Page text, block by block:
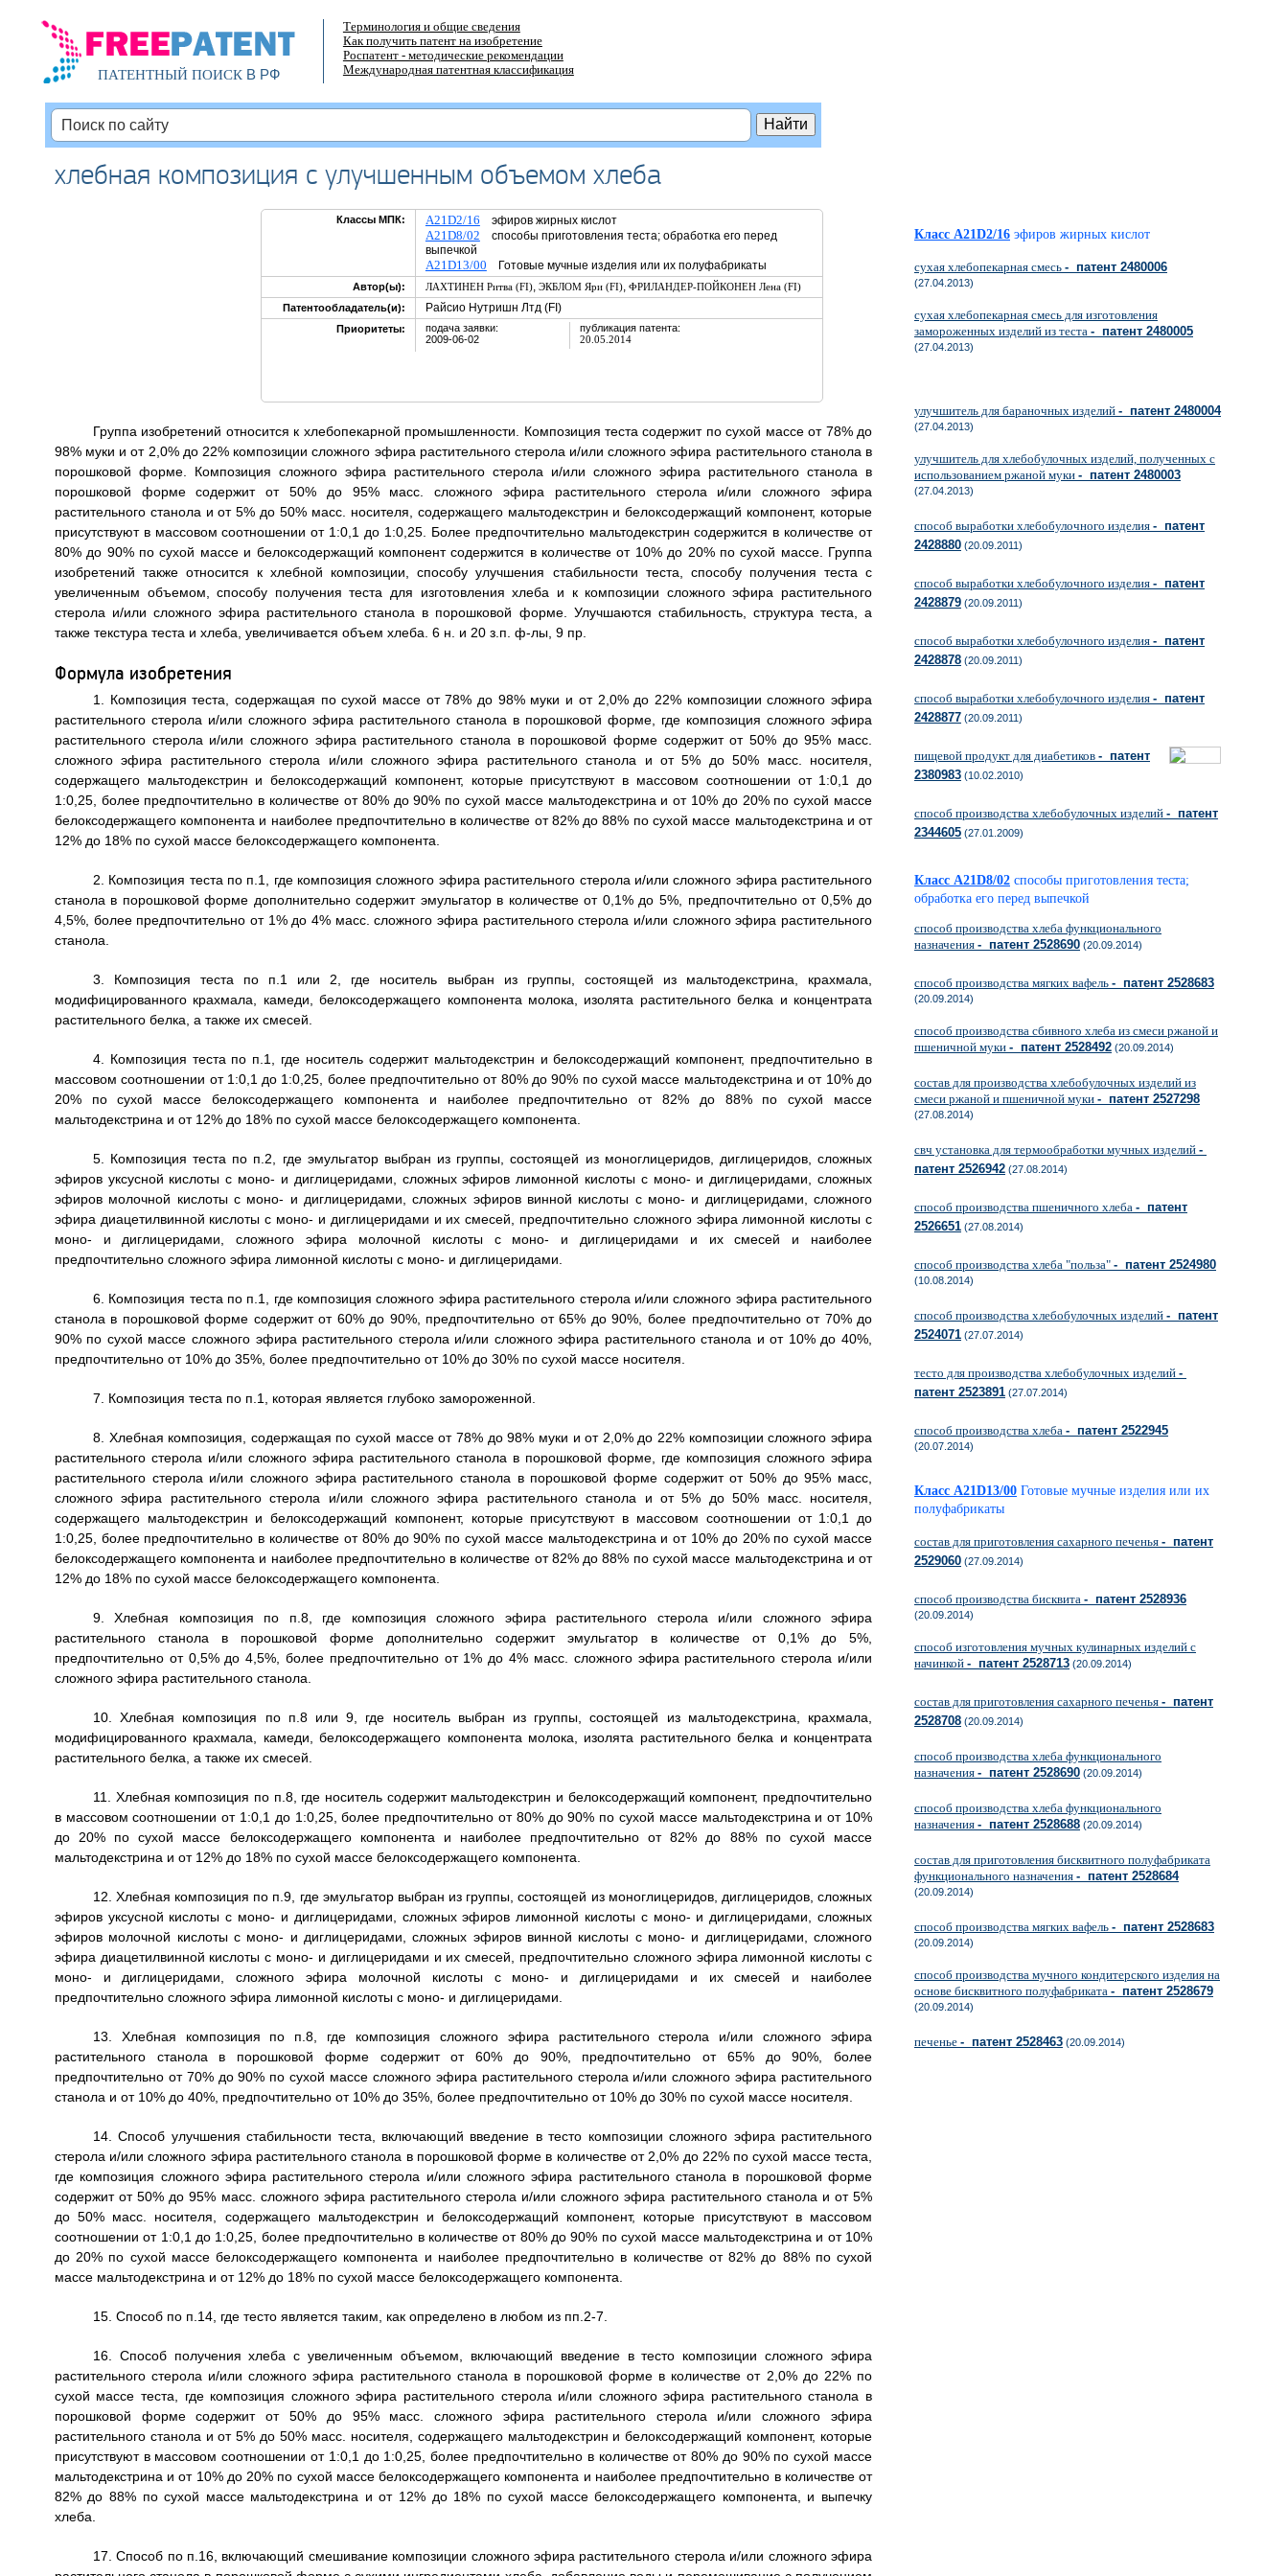
ПАТЕНТНЫЙ ПОИСКВ РФ
Терминология и общие сведения
Как получить патент на изобретение
Роспатент - методические рекомендации
Международная патентная классификация
хлебная композиция с улучшенным объемом хлеба
Классы МПК: A21D2/16 эфиров жирных кислот
A21D8/02 способы приготовления теста; обработка его перед
выпечкой
A21D13/00 Готовые мучные изделия или их полуфабрикаты
Автор(ы): ЛАХТИНЕН Ритва (FI), ЭКБЛОМ Яри (FI), ФРИЛАНДЕР-ПОЙКОНЕН Лена (FI)
Патентообладатель(и):
Райсио Нутришн Лтд (FI)
Приоритеты:
подача заявки:
2009-06-02
публикация патента:
20.05.2014
Группа изобретений относится к хлебопекарной промышленности. Композиция теста содержит по сухой массе от 78% до
98% муки и от 2,0% до 22% композиции сложного эфира растительного стерола и/или сложного эфира растительного станола в
порошковой форме. Композиция сложного эфира растительного стерола и/или сложного эфира растительного станола в
порошковой форме содержит от 50% до 95% масс. сложного эфира растительного стерола и/или сложного эфира
растительного станола и от 5% до 50% масс. носителя, содержащего мальтодекстрин и белоксодержащий компонент, которые
присутствуют в массовом соотношении от 1:0,1 до 1:0,25. Более предпочтительно мальтодекстрин содержится в количестве от
80% до 90% по сухой массе и белоксодержащий компонент содержится в количестве от 10% до 20% по сухой массе. Группа
изобретений также относится к хлебной композиции, способу улучшения стабильности теста, способу получения теста с
увеличенным объемом, способу получения теста для изготовления хлеба и к композиции сложного эфира растительного
стерола и/или сложного эфира растительного станола в порошковой форме. Улучшаются стабильность, структура теста, а
также текстура теста и хлеба, увеличивается объем хлеба. 6 н. и 20 з.п. ф-лы, 9 пр.
Формула изобретения
1. Композиция теста, содержащая по сухой массе от 78% до 98% муки и от 2,0% до 22% композиции сложного эфира
растительного стерола и/или сложного эфира растительного станола в порошковой форме, где композиция сложного эфира
растительного стерола и/или сложного эфира растительного станола в порошковой форме содержит от 50% до 95% масс.
сложного эфира растительного стерола и/или сложного эфира растительного станола и от 5% до 50% масс. носителя,
содержащего мальтодекстрин и белоксодержащий компонент, которые присутствуют в массовом соотношении от 1:0,1 до
1:0,25, более предпочтительно в количестве от 80% до 90% по сухой массе мальтодекстрина и от 10% до 20% по сухой массе
белоксодержащего компонента и наиболее предпочтительно в количестве от 82% до 88% по сухой массе мальтодекстрина и от
12% до 18% по сухой массе белоксодержащего компонента.
2. Композиция теста по п.1, где композиция сложного эфира растительного стерола и/или сложного эфира растительного
станола в порошковой форме дополнительно содержит эмульгатор в количестве от 0,1% до 5%, предпочтительно от 0,5% до
4,5%, более предпочтительно от 1% до 4% масс. сложного эфира растительного стерола и/или сложного эфира растительного
станола.
3. Композиция теста по п.1 или 2, где носитель выбран из группы, состоящей из мальтодекстрина, крахмала,
модифицированного крахмала, камеди, белоксодержащего компонента молока, изолята растительного белка и концентрата
растительного белка, а также их смесей.
4. Композиция теста по п.1, где носитель содержит мальтодекстрин и белоксодержащий компонент, предпочтительно в
массовом соотношении от 1:0,1 до 1:0,25, более предпочтительно от 80% до 90% по сухой массе мальтодекстрина и от 10% до
20% по сухой массе белоксодержащего компонента и наиболее предпочтительно от 82% до 88% по сухой массе
мальтодекстрина и от 12% до 18% по сухой массе белоксодержащего компонента.
5. Композиция теста по п.2, где эмульгатор выбран из группы, состоящей из моноглицеридов, диглицеридов, сложных
эфиров уксусной кислоты с моно- и диглицеридами, сложных эфиров лимонной кислоты с моно- и диглицеридами, сложных
эфиров молочной кислоты с моно- и диглицеридами, сложных эфиров винной кислоты с моно- и диглицеридами, сложного
эфира диацетилвинной кислоты с моно- и диглицеридами и их смесей, предпочтительно сложного эфира лимонной кислоты с
моно- и диглицеридами, сложного эфира молочной кислоты с моно- и диглицеридами и их смесей и наиболее
предпочтительно сложного эфира лимонной кислоты с моно- и диглицеридами.
6. Композиция теста по п.1, где композиция сложного эфира растительного стерола и/или сложного эфира растительного
станола в порошковой форме содержит от 60% до 90%, предпочтительно от 65% до 90%, более предпочтительно от 70% до
90% по сухой массе сложного эфира растительного стерола и/или сложного эфира растительного станола и от 10% до 40%,
предпочтительно от 10% до 35%, более предпочтительно от 10% до 30% по сухой массе носителя.
7. Композиция теста по п.1, которая является глубоко замороженной.
8. Хлебная композиция, содержащая по сухой массе от 78% до 98% муки и от 2,0% до 22% композиции сложного эфира
растительного стерола и/или сложного эфира растительного станола в порошковой форме, где композиция сложного эфира
растительного стерола и/или сложного эфира растительного станола в порошковой форме содержит от 50% до 95% масс,
сложного эфира растительного стерола и/или сложного эфира растительного станола и от 5% до 50% масс. носителя,
содержащего мальтодекстрин и белоксодержащий компонент, которые присутствуют в массовом соотношении от 1:0,1 до
1:0,25, более предпочтительно в количестве от 80% до 90% по сухой массе мальтодекстрина и от 10% до 20% по сухой массе
белоксодержащего компонента и наиболее предпочтительно в количестве от 82% до 88% по сухой массе мальтодекстрина и от
12% до 18% по сухой массе белоксодержащего компонента.
9. Хлебная композиция по п.8, где композиция сложного эфира растительного стерола и/или сложного эфира
растительного станола в порошковой форме дополнительно содержит эмульгатор в количестве от 0,1% до 5%,
предпочтительно от 0,5% до 4,5%, более предпочтительно от 1% до 4% масс. сложного эфира растительного стерола и/или
сложного эфира растительного станола.
10. Хлебная композиция по п.8 или 9, где носитель выбран из группы, состоящей из мальтодекстрина, крахмала,
модифицированного крахмала, камеди, белоксодержащего компонента молока, изолята растительного белка и концентрата
растительного белка, а также их смесей.
11. Хлебная композиция по п.8, где носитель содержит мальтодекстрин и белоксодержащий компонент, предпочтительно
в массовом соотношении от 1:0,1 до 1:0,25, более предпочтительно от 80% до 90% по сухой массе мальтодекстрина и от 10%
до 20% по сухой массе белоксодержащего компонента и наиболее предпочтительно от 82% до 88% по сухой массе
мальтодекстрина и от 12% до 18% по сухой массе белоксодержащего компонента.
12. Хлебная композиция по п.9, где эмульгатор выбран из группы, состоящей из моноглицеридов, диглицеридов, сложных
эфиров уксусной кислоты с моно- и диглицеридами, сложных эфиров лимонной кислоты с моно- и диглицеридами, сложных
эфиров молочной кислоты с моно- и диглицеридами, сложных эфиров винной кислоты с моно- и диглицеридами, сложного
эфира диацетилвинной кислоты с моно- и диглицеридами и их смесей, предпочтительно сложного эфира лимонной кислоты с
моно- и диглицеридами, сложного эфира молочной кислоты с моно- и диглицеридами и их смесей и наиболее
предпочтительно сложного эфира лимонной кислоты с моно- и диглицеридами.
13. Хлебная композиция по п.8, где композиция сложного эфира растительного стерола и/или сложного эфира
растительного станола в порошковой форме содержит от 60% до 90%, предпочтительно от 65% до 90%, более
предпочтительно от 70% до 90% по сухой массе сложного эфира растительного стерола и/или сложного эфира растительного
станола и от 10% до 40%, предпочтительно от 10% до 35%, более предпочтительно от 10% до 30% по сухой массе носителя.
14. Способ улучшения стабильности теста, включающий введение в тесто композиции сложного эфира растительного
стерола и/или сложного эфира растительного станола в порошковой форме в количестве от 2,0% до 22% по сухой массе теста,
где композиция сложного эфира растительного стерола и/или сложного эфира растительного станола в порошковой форме
содержит от 50% до 95% масс. сложного эфира растительного стерола и/или сложного эфира растительного станола и от 5%
до 50% масс. носителя, содержащего мальтодекстрин и белоксодержащий компонент, которые присутствуют в массовом
соотношении от 1:0,1 до 1:0,25, более предпочтительно в количестве от 80% до 90% по сухой массе мальтодекстрина и от 10%
до 20% по сухой массе белоксодержащего компонента и наиболее предпочтительно в количестве от 82% до 88% по сухой
массе мальтодекстрина и от 12% до 18% по сухой массе белоксодержащего компонента.
15. Способ по п.14, где тесто является таким, как определено в любом из пп.2-7.
16. Способ получения хлеба с увеличенным объемом, включающий введение в тесто композиции сложного эфира
растительного стерола и/или сложного эфира растительного станола в порошковой форме в количестве от 2,0% до 22% по
сухой массе теста, где композиция сложного эфира растительного стерола и/или сложного эфира растительного станола в
порошковой форме содержит от 50% до 95% масс. сложного эфира растительного стерола и/или сложного эфира
растительного станола и от 5% до 50% масс. носителя, содержащего мальтодекстрин и белоксодержащий компонент, которые
присутствуют в массовом соотношении от 1:0,1 до 1:0,25, более предпочтительно в количестве от 80% до 90% по сухой массе
мальтодекстрина и от 10% до 20% по сухой массе белоксодержащего компонента и наиболее предпочтительно в количестве от
82% до 88% по сухой массе мальтодекстрина и от 12% до 18% по сухой массе белоксодержащего компонента, и выпечку
хлеба.
17. Способ по п.16, включающий смешивание композиции сложного эфира растительного стерола и/или сложного эфира
Класс A21D2/16 эфиров жирных кислот
сухая хлебопекарная смесь - патент 2480006
(27.04.2013)
сухая хлебопекарная смесь для изготовления
замороженных изделий из теста - патент 2480005
(27.04.2013)
улучшитель для бараночных изделий - патент 2480004
(27.04.2013)
улучшитель для хлебобулочных изделий, полученных с
использованием ржаной муки - патент 2480003
(27.04.2013)
способ выработки хлебобулочного изделия - патент
2428880 (20.09.2011)
способ выработки хлебобулочного изделия - патент
2428879 (20.09.2011)
способ выработки хлебобулочного изделия - патент
2428878 (20.09.2011)
способ выработки хлебобулочного изделия - патент
2428877 (20.09.2011)
пищевой продукт для диабетиков - патент
2380983 (10.02.2010)
способ производства хлебобулочных изделий - патент
2344605 (27.01.2009)
Класс A21D8/02 способы приготовления теста;
обработка его перед выпечкой
способ производства хлеба функционального
назначения - патент 2528690 (20.09.2014)
способ производства мягких вафель - патент 2528683
(20.09.2014)
способ производства сбивного хлеба из смеси ржаной и
пшеничной муки - патент 2528492 (20.09.2014)
состав для производства хлебобулочных изделий из
смеси ржаной и пшеничной муки - патент 2527298
(27.08.2014)
свч установка для термообработки мучных изделий -
патент 2526942 (27.08.2014)
способ производства пшеничного хлеба - патент
2526651 (27.08.2014)
способ производства хлеба "польза" - патент 2524980
(10.08.2014)
способ производства хлебобулочных изделий - патент
2524071 (27.07.2014)
тесто для производства хлебобулочных изделий -
патент 2523891 (27.07.2014)
способ производства хлеба - патент 2522945
(20.07.2014)
Класс A21D13/00 Готовые мучные изделия или их
полуфабрикаты
состав для приготовления сахарного печенья - патент
2529060 (27.09.2014)
способ производства бисквита - патент 2528936
(20.09.2014)
способ изготовления мучных кулинарных изделий с
начинкой - патент 2528713 (20.09.2014)
состав для приготовления сахарного печенья - патент
2528708 (20.09.2014)
способ производства хлеба функционального
назначения - патент 2528690 (20.09.2014)
способ производства хлеба функционального
назначения - патент 2528688 (20.09.2014)
состав для приготовления бисквитного полуфабриката
функционального назначения - патент 2528684
(20.09.2014)
способ производства мягких вафель - патент 2528683
(20.09.2014)
способ производства мучного кондитерского изделия на
основе бисквитного полуфабриката - патент 2528679
(20.09.2014)
печенье - патент 2528463 (20.09.2014)